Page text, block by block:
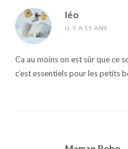
léo
IL Y A 15 ANS
Ca au moins on est sûr que ce
c’est essentiels pour les petits